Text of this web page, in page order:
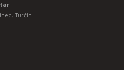
Turčin